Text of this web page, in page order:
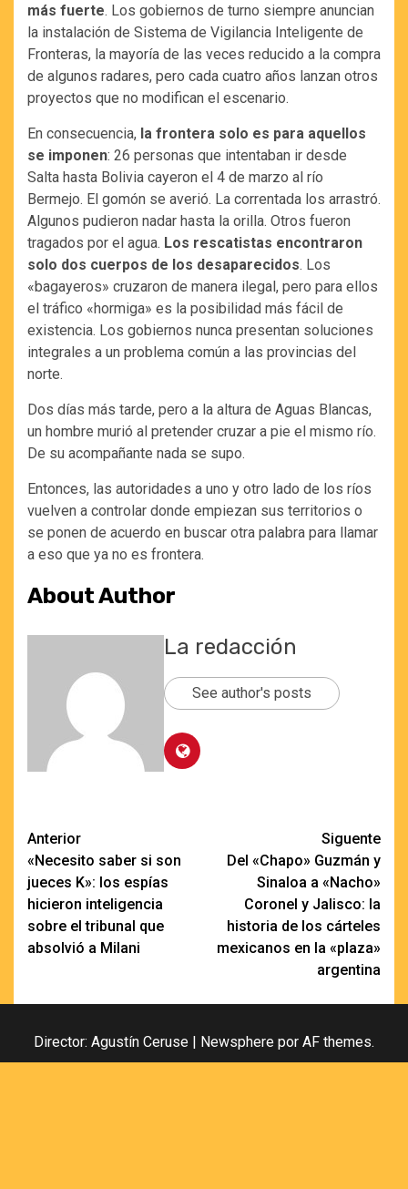
más fuerte. Los gobiernos de turno siempre anuncian
la instalación de Sistema de Vigilancia Inteligente de
Fronteras, la mayoría de las veces reducido a la compra
de algunos radares, pero cada cuatro años lanzan otros
proyectos que no modifican el escenario.
En consecuencia, la frontera solo es para aquellos
se imponen: 26 personas que intentaban ir desde
Salta hasta Bolivia cayeron el 4 de marzo al río
Bermejo. El gomón se averió. La correntada los arrastró.
Algunos pudieron nadar hasta la orilla. Otros fueron
tragados por el agua. Los rescatistas encontraron
solo dos cuerpos de los desaparecidos. Los
«bagayeros» cruzaron de manera ilegal, pero para ellos
el tráfico «hormiga» es la posibilidad más fácil de
existencia. Los gobiernos nunca presentan soluciones
integrales a un problema común a las provincias del
norte.
Dos días más tarde, pero a la altura de Aguas Blancas,
un hombre murió al pretender cruzar a pie el mismo río.
De su acompañante nada se supo.
Entonces, las autoridades a uno y otro lado de los ríos
vuelven a controlar donde empiezan sus territorios o
se ponen de acuerdo en buscar otra palabra para llamar
a eso que ya no es frontera.
About Author
La redacción
See author's posts
Navegación
de
entradas
Anterior
«Necesito saber si son
jueces K»: los espías
hicieron inteligencia
sobre el tribunal que
absolvió a Milani
Siguente
Del «Chapo» Guzmán y
Sinaloa a «Nacho»
Coronel y Jalisco: la
historia de los cárteles
mexicanos en la «plaza»
argentina
Director: Agustín Ceruse | Newsphere por AF themes.